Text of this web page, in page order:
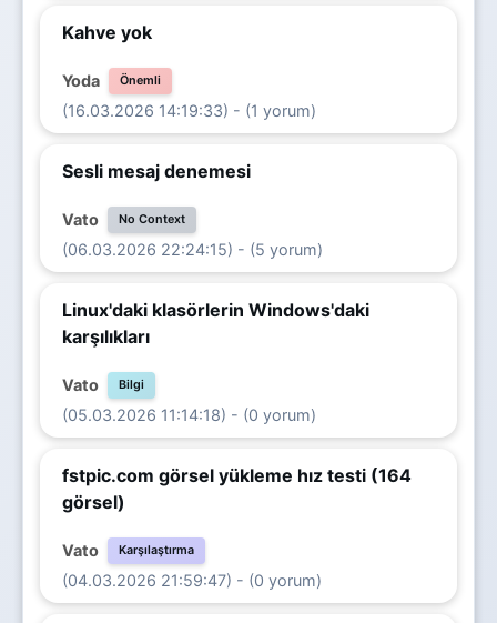
Kahve yok
Yoda Önemli
(16.03.2026 14:19:33) - (1 yorum)
Sesli mesaj denemesi
Vato No Context
(06.03.2026 22:24:15) - (5 yorum)
Linux'daki klasörlerin Windows'daki
karşılıkları
Vato Bilgi
(05.03.2026 11:14:18) - (0 yorum)
fstpic.com görsel yükleme hız testi (164
görsel)
Vato Karşılaştırma
(04.03.2026 21:59:47) - (0 yorum)